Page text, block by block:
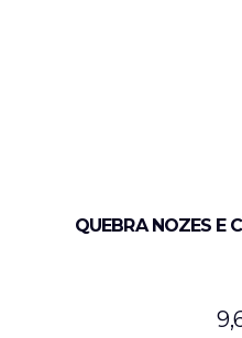
QUEBRA NOZES E